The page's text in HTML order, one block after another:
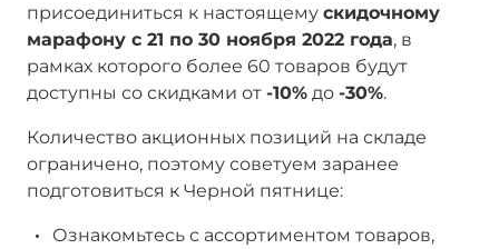
присоединиться к настоящему скидочному
марафону с 21 по 30 ноября 2022 года, в
рамках которого более 60 товаров будут
доступны со скидками от -10% до -30%.
Количество акционных позиций на складе
ограничено, поэтому советуем заранее
подготовиться к Черной пятнице:
Ознакомьтесь с ассортиментом товаров,